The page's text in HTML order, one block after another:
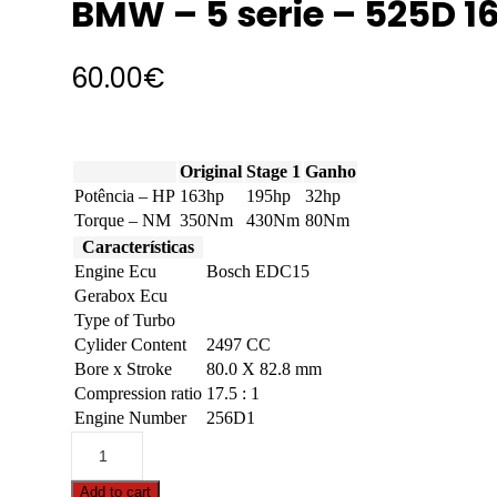
BMW – 5 serie – 525D
60.00€
Original Stage 1 Ganho
Potência – HP 163hp 195hp
32hp
Torque – NM 350Nm 430Nm 80Nm
Características
Engine Ecu
Bosch EDC15
Gerabox Ecu
Type of Turbo
Cylider Content
2497 CC
Bore x Stroke
80.0 X 82.8 mm
Compression ratio 17.5 : 1
Engine Number
256D1
5
Add to cart